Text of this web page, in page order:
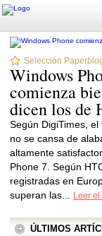
Selección
Windows
comienza
dicen los de
Según DigiTimes, el
no se cansa de
altamente
Phone 7. Según
registradas en
superan las...
Leer el
ÚLTIMOS